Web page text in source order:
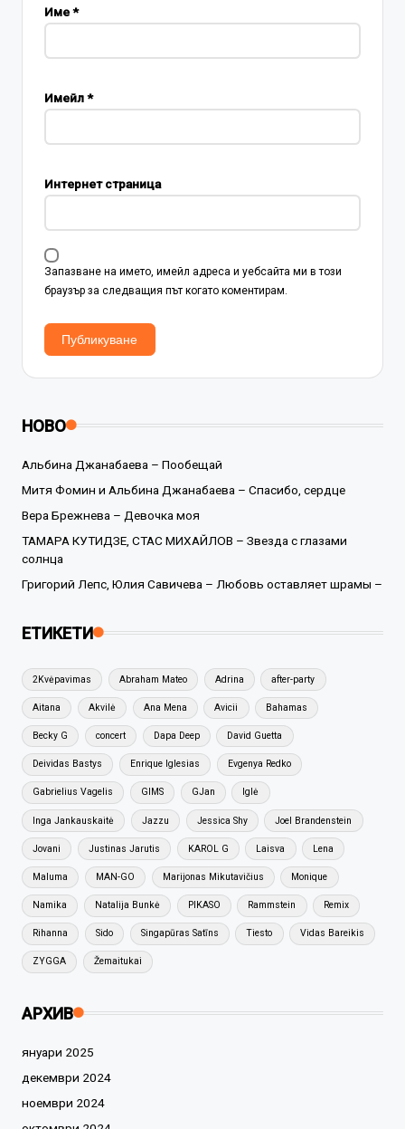
Име*
Имейл*
Интернет страница
Запазване на името, имейл адреса и уебсайта ми в този
браузър за следващия път когато коментирам.
НОВО
Альбина Джанабаева – Пообещай
Митя Фомин и Альбина Джанабаева – Спасибо, сердце
Вера Брежнева – Девочка моя
ТАМАРА КУТИДЗЕ, СТАС МИХАЙЛОВ – Звезда с глазами
солнца
Григорий Лепс, Юлия Савичева – Любовь оставляет шрамы –
ЕТИКЕТИ
2Kvėpavimas Abraham Mateo Adrina after-party
Aitana Akvilė Ana Mena Avicii Bahamas
Becky G concert Dapa Deep David Guetta
Deividas Bastys Enrique Iglesias Evgenya Redko
Gabrielius Vagelis GIMS GJan Iglė
Inga Jankauskaitė Jazzu Jessica Shy Joel Brandenstein
Jovani Justinas Jarutis KAROL G Laisva Lena
Maluma MAN-GO Marijonas Mikutavičius Monique
Namika Natalija Bunkė PIKASO Rammstein Remix
Rihanna Sido Singapūras Satīns Tiesto Vidas Bareikis
ZYGGA Žemaitukai
АРХИВ
януари 2025
декември 2024
ноември 2024